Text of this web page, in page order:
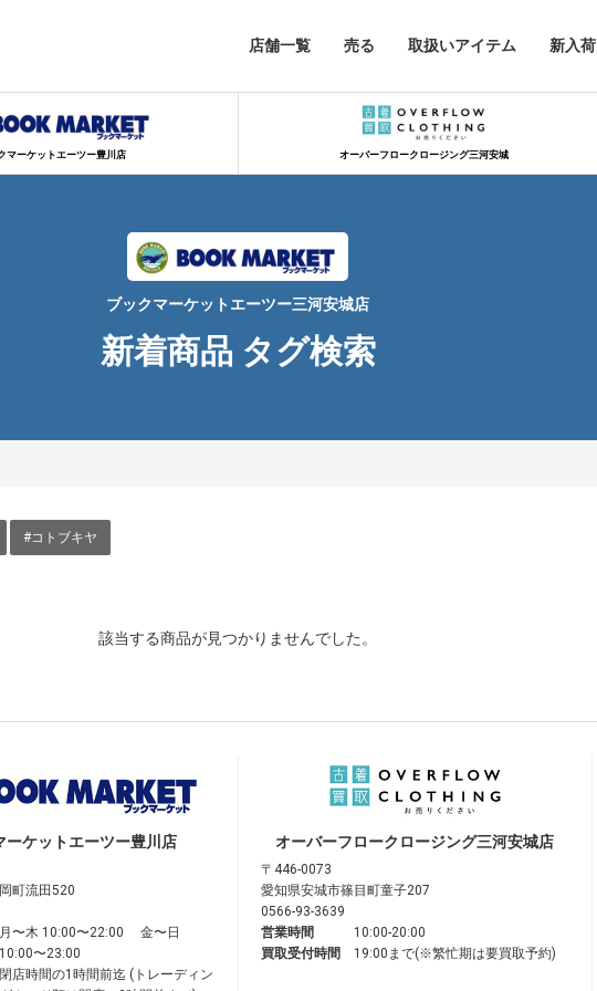
店舗一覧 売る 取扱いアイテム 新入荷
マーケットエーツー豊川店 オーバーフロークロージング三河安城
ブックマーケットエーツー三河安城店
新着商品 タグ検索
#コトブキヤ
該当する商品が見つかりませんでした。
ーケットエーツー豊川店
町流田520
月〜木 10:00〜22:00 金〜日
10:00〜23:00
閉店時間の1時間前迄 (トレーディン
オーバーフロークロージング三河安城店
〒446-0073
愛知県安城市篠目町童子207
0566-93-3639
営業時間
10:00-20:00
買取受付時間
19:00まで(※繁忙期は要買取予約)